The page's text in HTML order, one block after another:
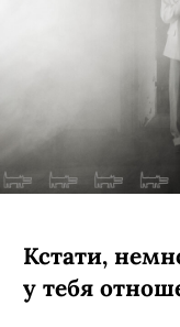
Кстати,
у тебя